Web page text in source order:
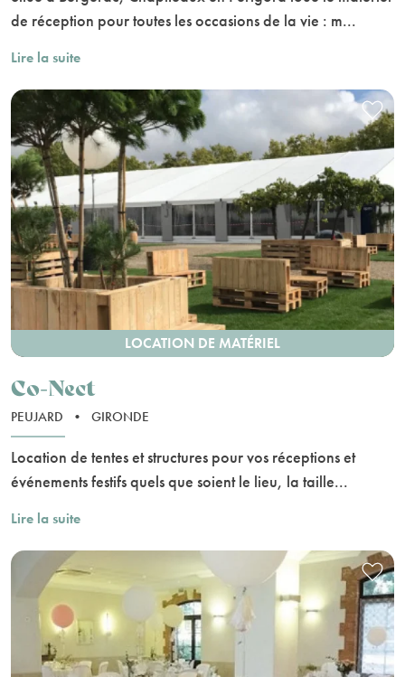
de réception pour toutes les occasions de la vie : m...
Lire la suite
LOCATION DE MATÉRIEL
Co-Nect
PEUJARD • GIRONDE
Location de tentes et structures pour vos réceptions et
événements festifs quels que soient le lieu, la taille...
Lire la suite